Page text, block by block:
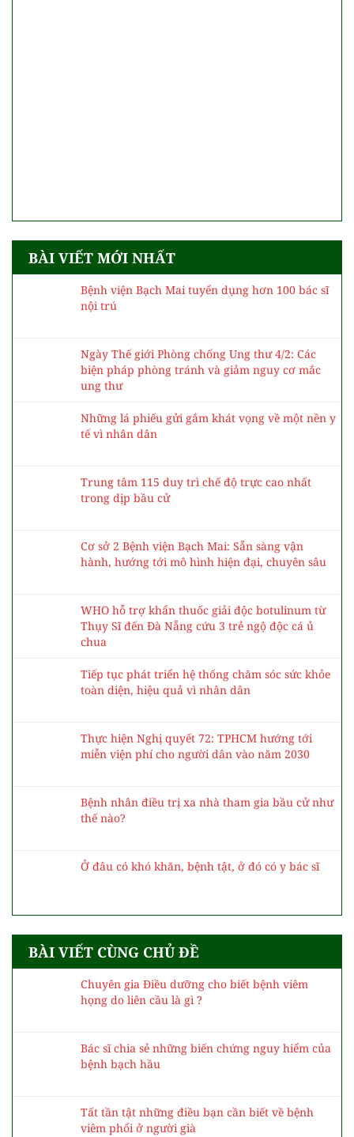
BÀI VIẾT MỚI NHẤT
Bệnh viện Bạch Mai tuyển dụng hơn 100 bác sĩ
nội trú
Ngày Thế giới Phòng chống Ung thư 4/2: Các
biện pháp phòng tránh và giảm nguy cơ mắc
ung thư
Những lá phiếu gửi gắm khát vọng về một nền y
tế vì nhân dân
Trung tâm 115 duy trì chế độ trực cao nhất
trong dịp bầu cử
Cơ sở 2 Bệnh viện Bạch Mai: Sẵn sàng vận
hành, hướng tới mô hình hiện đại, chuyên sâu
WHO hỗ trợ khẩn thuốc giải độc botulinum từ
Thụy Sĩ đến Đà Nẵng cứu 3 trẻ ngộ độc cá ủ
chua
Tiếp tục phát triển hệ thống chăm sóc sức khỏe
toàn diện, hiệu quả vì nhân dân
Thực hiện Nghị quyết 72: TPHCM hướng tới
miễn viện phí cho người dân vào năm 2030
Bệnh nhân điều trị xa nhà tham gia bầu cử như
thế nào?
Ở đâu có khó khăn, bệnh tật, ở đó có y bác sĩ
BÀI VIẾT CÙNG CHỦ ĐỀ
Chuyên gia Điều dưỡng cho biết bệnh viêm
họng do liên cầu là gì ?
Bác sĩ chia sẻ những biến chứng nguy hiểm của
bệnh bạch hầu
Tất tần tật những điều bạn cần biết về bệnh
viêm phổi ở người già